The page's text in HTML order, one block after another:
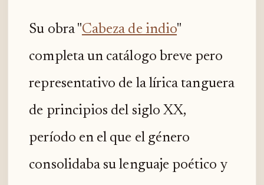
Su obra "Cabeza de indio"
completa un catálogo breve pero
representativo de la lírica tanguera
de principios del siglo XX,
período en el que el género
consolidaba su lenguaje poético y